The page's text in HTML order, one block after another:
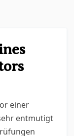
einer
entmutigt